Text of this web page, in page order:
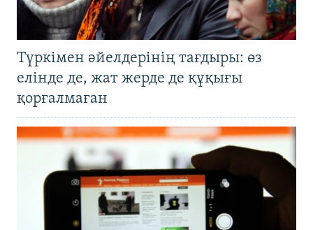
Түркімен әйелдерінің тағдыры: өз
елінде де, жат жерде де құқығы
қорғалмаған